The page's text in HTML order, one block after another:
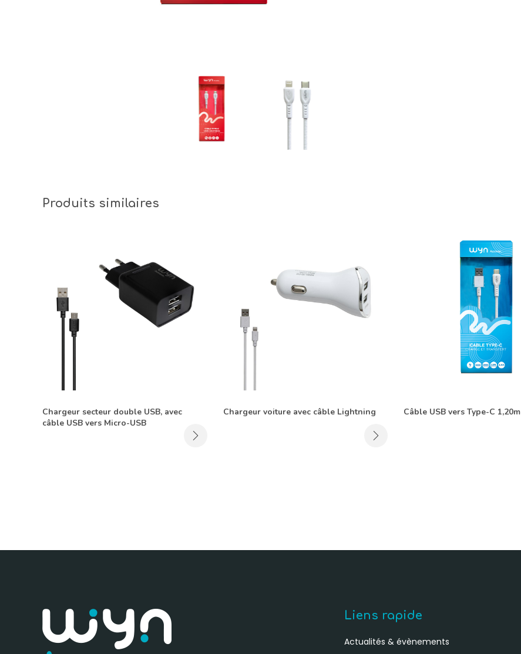
Produits similaires
Chargeur secteur double USB, avec
câble USB vers Micro-USB
Chargeur voiture avec câble Lightning Câble USB vers Type-C 1,20m
Liens rapide
Actualités & évènements